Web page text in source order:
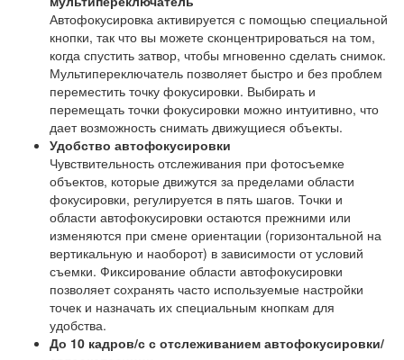
Автофокусировка активируется с помощью специальной
кнопки, так что вы можете сконцентрироваться на том,
когда спустить затвор, чтобы мгновенно сделать снимок.
Мультипереключатель позволяет быстро и без проблем
переместить точку фокусировки. Выбирать и
перемещать точки фокусировки можно интуитивно, что
дает возможность снимать движущиеся объекты.
Удобство автофокусировки
Чувствительность отслеживания при фотосъемке
объектов, которые движутся за пределами области
фокусировки, регулируется в пять шагов. Точки и
области автофокусировки остаются прежними или
изменяются при смене ориентации (горизонтальной на
вертикальную и наоборот) в зависимости от условий
съемки. Фиксирование области автофокусировки
позволяет сохранять часто используемые настройки
точек и назначать их специальным кнопкам для
удобства.
До 10 кадров/с с отслеживанием автофокусировки/